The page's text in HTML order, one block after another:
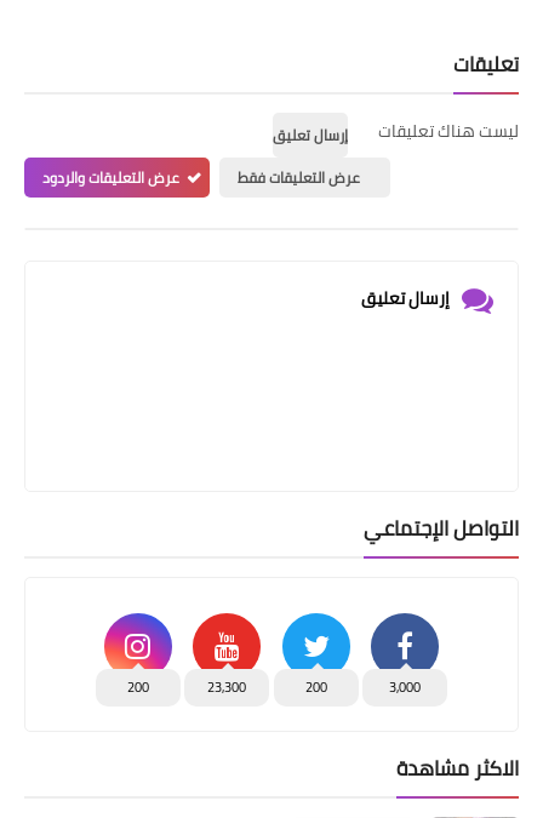
تعليقات
ليست هناك تعليقات
إرسال تعليق
عرض التعليقات فقط
عرض التعليقات والردود
إرسال تعليق
التواصل الإجتماعي
3,000
200
23,300
200
الاكثر مشاهدة